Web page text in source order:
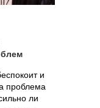
и
проблема
ли